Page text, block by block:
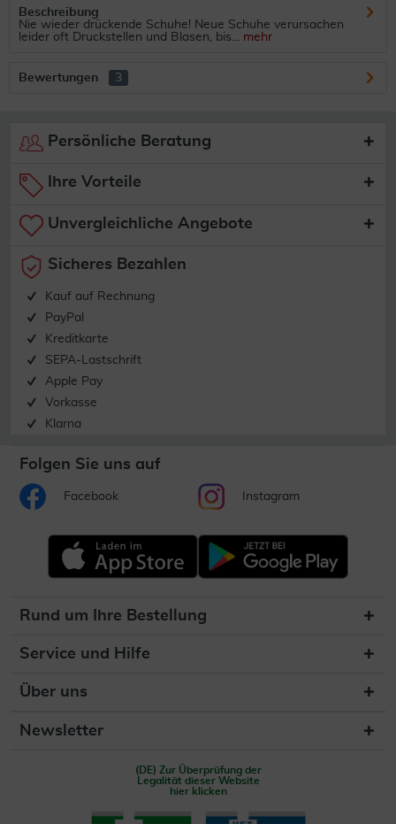
Beschreibung
Nie wieder drückende Schuhe! Neue Schuhe verursachen
leider oft Druckstellen und Blasen, bis... mehr
Bewertungen 3
Persönliche Beratung
Ihre Vorteile
Unvergleichliche Angebote
Sicheres Bezahlen
Kauf auf Rechnung
PayPal
Kreditkarte
SEPA-Lastschrift
Apple Pay
Vorkasse
Klarna
Folgen Sie uns auf
Facebook Instagram
Rund um Ihre Bestellung
Service und Hilfe
Über uns
Newsletter
(DE) Zur Überprüfung der
Legalität dieser Website
hier klicken